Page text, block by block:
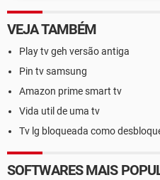
VEJA TAMBÉM
Play tv geh versão antiga
Pin tv samsung
Amazon prime smart tv
Vida util de uma tv
Tv lg bloqueada como
SOFTWARES MAIS